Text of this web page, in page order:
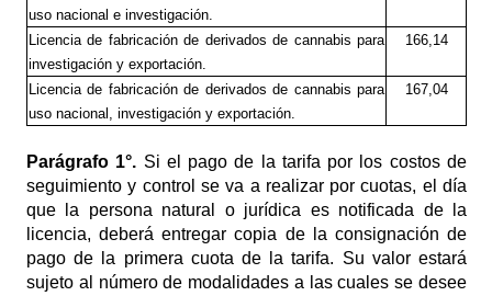
uso nacional e investigación.
Licencia de fabricación de derivados de cannabis para
investigación y exportación.
166,14
Licencia de fabricación de derivados de cannabis para
uso nacional, investigación y exportación.
167,04
Parágrafo 1°. Si el pago de la tarifa por los costos de
seguimiento y control se va a realizar por cuotas, el día
que la persona natural o jurídica es notificada de la
licencia, deberá entregar copia de la consignación de
pago de la primera cuota de la tarifa. Su valor estará
sujeto al número de modalidades a las cuales se desee